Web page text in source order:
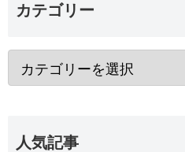
カテゴリー
人気記事